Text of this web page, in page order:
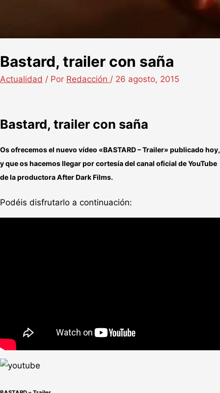
Bastard, trailer con saña
Actualidad / Por Redacción / 26 agosto, 2015
Bastard, trailer con saña
Os ofrecemos el nuevo vídeo «BASTARD – Trailer» publicado hoy,
y que os hacemos llegar por cortesía del canal oficial de YouTube
de la productora After Dark Films.
Podéis disfrutarlo a continuación: